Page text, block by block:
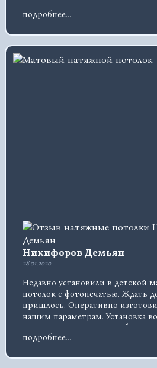
гораздо уютнее.
подробнее...
Никифоров Демьян
28.01.2020
Недавно установили в детской
потолок с фотопечатью. Ждать
пришлось. Оперативно
нашим параметрам. Установка
времени, видно, что у ребят
в комнате стала спокойной, в
в прихожей.
подробнее...